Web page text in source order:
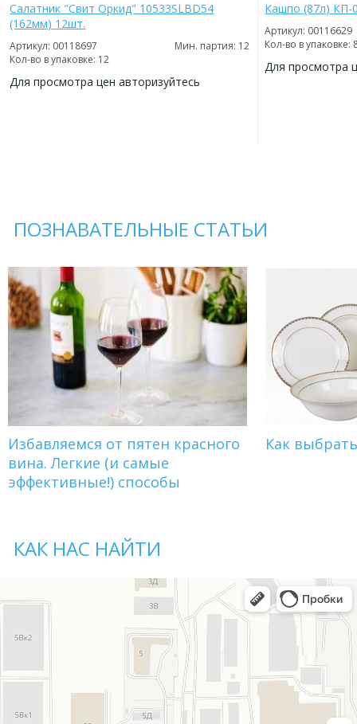
Салатник "Свит Оркид" 10533SLBD54
(162мм) 12шт.
Артикул: 00118697
Мин. партия: 12
Кол-во в упаковке: 12
Для просмотра цен авторизуйтесь
Кашпо (87л) КП-
Артикул: 00116629
Кол-во в упаковке:
Для просмотра
ПОЗНАВАТЕЛЬНЫЕ СТАТЬИ
Избавляемся от пятен красного
вина. Легкие (и самые
эффективные!) способы
Как
КАК НАС НАЙТИ